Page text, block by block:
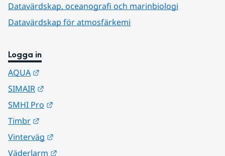
Datavärdskap, oceanografi och marinbiologi
Datavärdskap för atmosfärkemi
Logga in
AQUA
SIMAIR
SMHI Pro
Timbr
Vinterväg
Väderlarm